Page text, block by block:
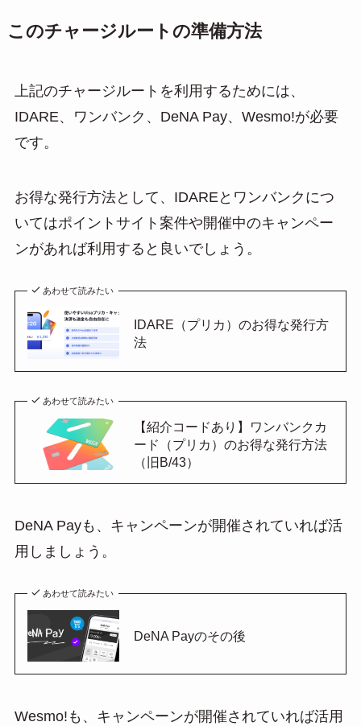
このチャージルートの準備方法
上記のチャージルートを利用するためには、
IDARE、ワンバンク、DeNA Pay、Wesmo!が必要
です。
お得な発行方法として、IDAREとワンバンクにつ
いてはポイントサイト案件や開催中のキャンペー
ンがあれば利用すると良いでしょう。
あわせて読みたい
IDARE（プリカ）のお得な発行方
法
あわせて読みたい
【紹介コードあり】ワンバンクカ
ード（プリカ）のお得な発行方法
（旧B/43）
DeNA Payも、キャンペーンが開催されていれば活
用しましょう。
あわせて読みたい
DeNA Payのその後
Wesmo!も、キャンペーンが開催されていれば活用